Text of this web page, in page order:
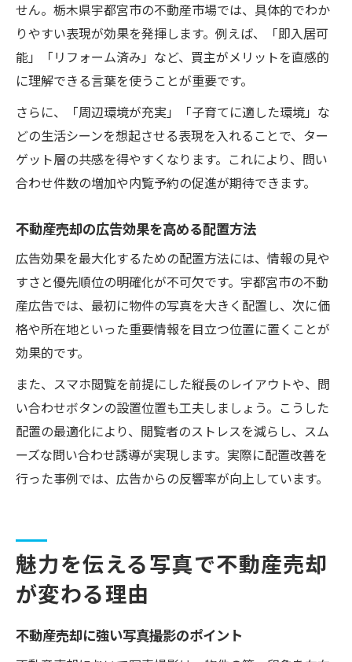
せん。栃木県宇都宮市の不動産市場では、具体的でわか
りやすい表現が効果を発揮します。例えば、「即入居可
能」「リフォーム済み」など、買主がメリットを直感的
に理解できる言葉を使うことが重要です。
さらに、「周辺環境が充実」「子育てに適した環境」な
どの生活シーンを想起させる表現を入れることで、ター
ゲット層の共感を得やすくなります。これにより、問い
合わせ件数の増加や内覧予約の促進が期待できます。
不動産売却の広告効果を高める配置方法
広告効果を最大化するための配置方法には、情報の見や
すさと優先順位の明確化が不可欠です。宇都宮市の不動
産広告では、最初に物件の写真を大きく配置し、次に価
格や所在地といった重要情報を目立つ位置に置くことが
効果的です。
また、スマホ閲覧を前提にした縦長のレイアウトや、問
い合わせボタンの設置位置も工夫しましょう。こうした
配置の最適化により、閲覧者のストレスを減らし、スム
ーズな問い合わせ誘導が実現します。実際に配置改善を
行った事例では、広告からの反響率が向上しています。
魅力を伝える写真で不動産売却
が変わる理由
不動産売却に強い写真撮影のポイント